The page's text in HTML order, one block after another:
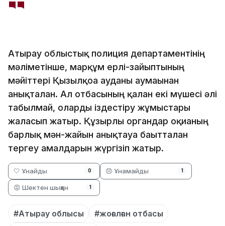
Атырау облыстық полиция департаментінің
мәліметінше, марқұм ерлі-зайыптының
мәйіттері Қызылқоға ауданы аумағынан
анықталған. Ал отбасының қалған екі мүшесі әлі
табылмай, оларды іздестіру жұмыстары
жалғасып жатыр. Құзырлы органдар оқиғаның
барлық мән-жайын анықтауға бағытталған
тергеу амалдарын жүргізіп жатыр.
🤍 Ұнайды 0 😞 Ұнамайды 1
😡 Шектен шыққан 1
#Атырау облысы
#жоғалған отбасы